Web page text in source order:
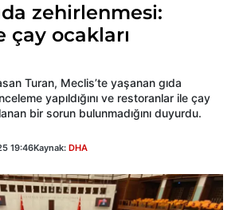
zehirlenmesi:
çay ocakları
Turan, Meclis’te yaşanan gıda
yapıldığını ve restoranlar ile çay
bir sorun bulunmadığını duyurdu.
19:46Kaynak: DHA